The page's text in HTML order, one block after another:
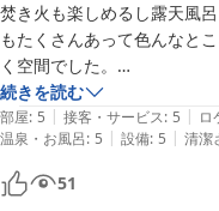
ＢＢＱ×露天風呂付き一
古民家邸
2026-01-17
焚き火も楽しめるし露天風
もたくさんあって色んなと
く空間でした。
続きを読む
部屋: 5 | 接客・サービス: 5 | ロ
温泉・お風呂: 5 | 設備: 5 | 清潔
51